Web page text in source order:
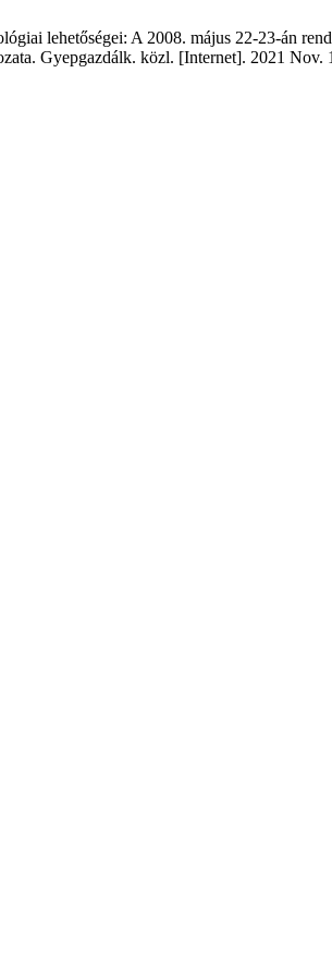
lehetőségei: A 2008. május 22-23-án
Gyepgazdálk. közl. [Internet]. 2021